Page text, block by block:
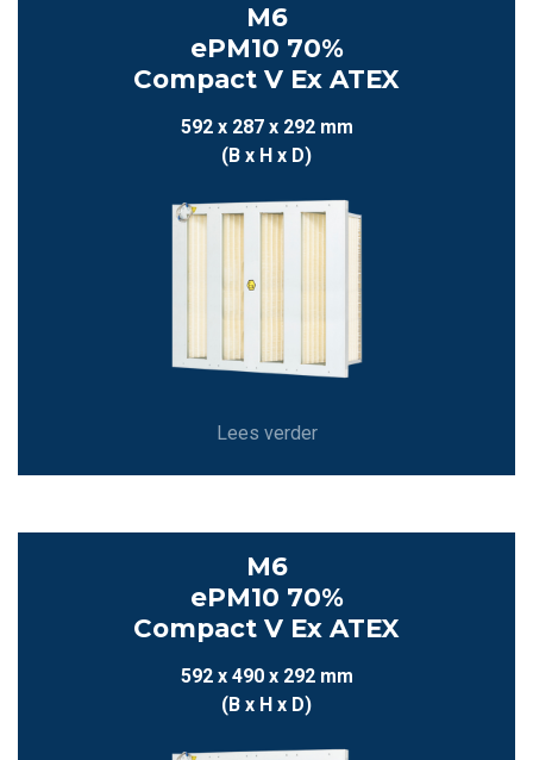
M6
ePM10 70%
Compact V Ex ATEX
592 x 287 x 292 mm
(B x H x D)
Lees verder
M6
ePM10 70%
Compact V Ex ATEX
592 x 490 x 292 mm
(B x H x D)